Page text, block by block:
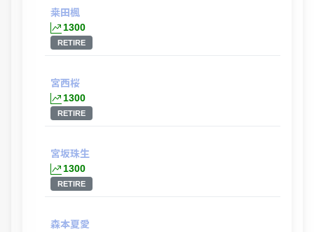
桒田楓
1300
RETIRE
宮西桜
1300
RETIRE
宮坂珠生
1300
RETIRE
森本夏愛